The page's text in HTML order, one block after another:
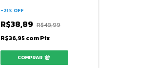
-21% OFF
R$38,89 R$48,99
R$36,95comPix